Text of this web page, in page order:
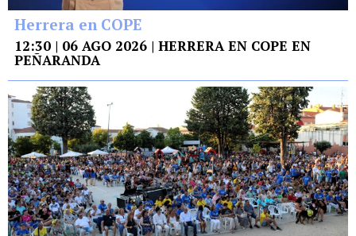
Herrera en COPE
12:30 | 06 AGO 2026 | HERRERA EN COPE EN
PEÑARANDA